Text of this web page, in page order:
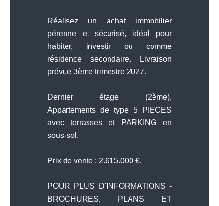
Réalisez un achat immobilier
pérenne et sécurisé, idéal pour
habiter, investir ou comme
résidence secondaire. Livraison
prévue 3ème trimestre 2027.
Dernier étage (2ème),
Appartements de type 5 PIECES
avec terrasses et PARKING en
sous-sol.
Prix de vente : 2.615.000 €.
POUR PLUS D'INFORMATIONS -
BROCHURES, PLANS ET